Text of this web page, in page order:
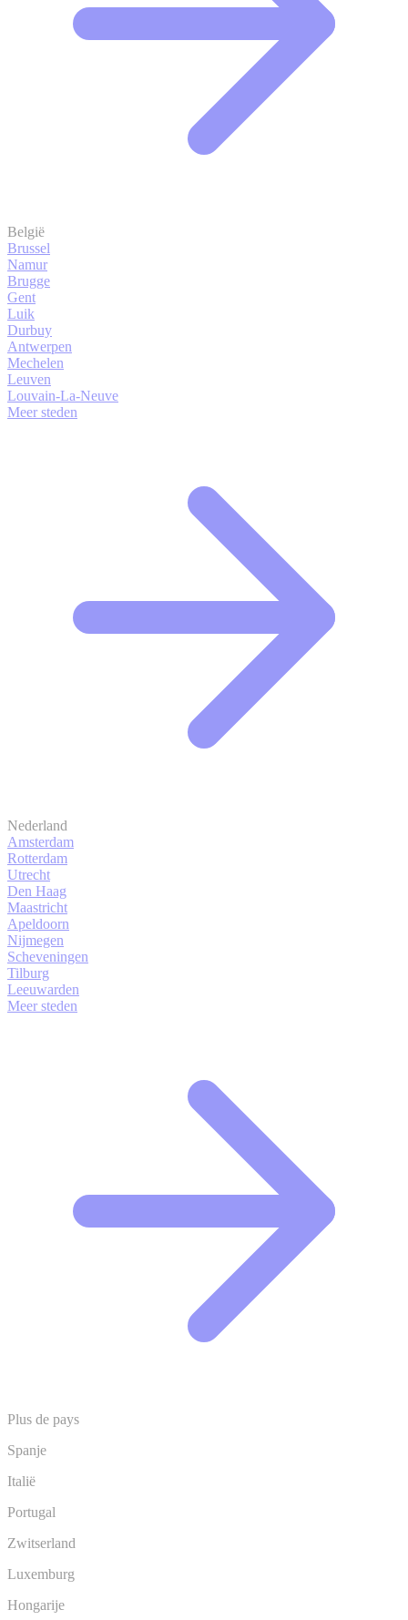
België
Brussel
Namur
Brugge
Gent
Luik
Durbuy
Antwerpen
Mechelen
Leuven
Louvain-La-Neuve
Meer steden
Nederland
Amsterdam
Rotterdam
Utrecht
Den Haag
Maastricht
Apeldoorn
Nijmegen
Scheveningen
Tilburg
Leeuwarden
Meer steden
Plus de pays
Spanje
Italië
Portugal
Zwitserland
Luxemburg
Hongarije